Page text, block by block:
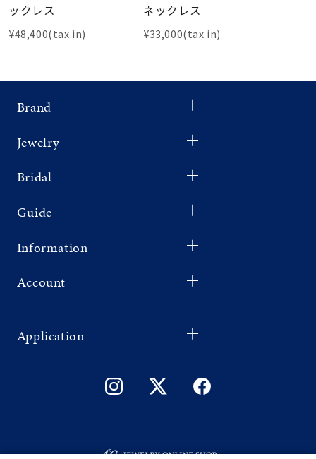
ックレス
¥48,400(tax in)
ネックレス
¥33,000(tax in)
Brand
Jewelry
Bridal
Guide
Information
Account
Application